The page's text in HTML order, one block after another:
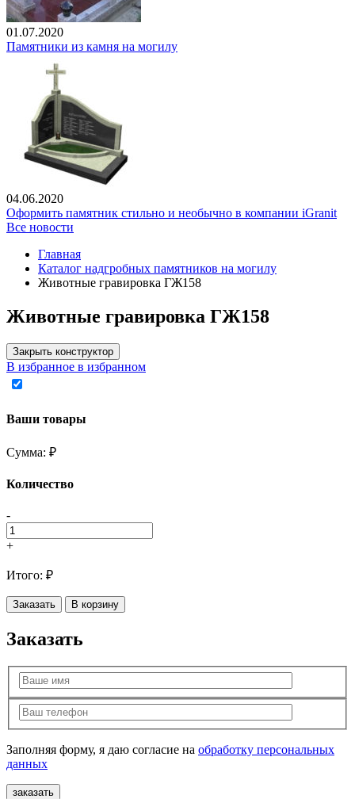
01.07.2020
Памятники из камня на могилу
04.06.2020
Оформить памятник стильно и необычно в компании iGranit
Все новости
Главная
Каталог надгробных памятников на могилу
Животные гравировка ГЖ158
Животные гравировка ГЖ158
Закрыть конструктор
В избранное в избранном
Ваши товары
Сумма: ₽
Количество
-
+
Итого: ₽
Заказать В корзину
Заказать
Заполняя форму, я даю согласие на обработку персональных
данных